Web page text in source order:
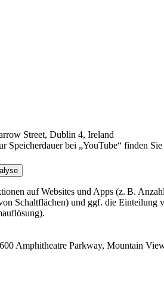
Street, Dublin 4, Ireland
bei „YouTube“ finden
auf Websites und Apps (z. B.
Schaltflächen) und ggf. die
Amphitheatre Parkway, Mountain